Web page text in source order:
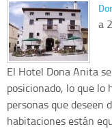
a
El Hotel Dona Anita
posicionado, lo que lo
personas que deseen
habitaciones están